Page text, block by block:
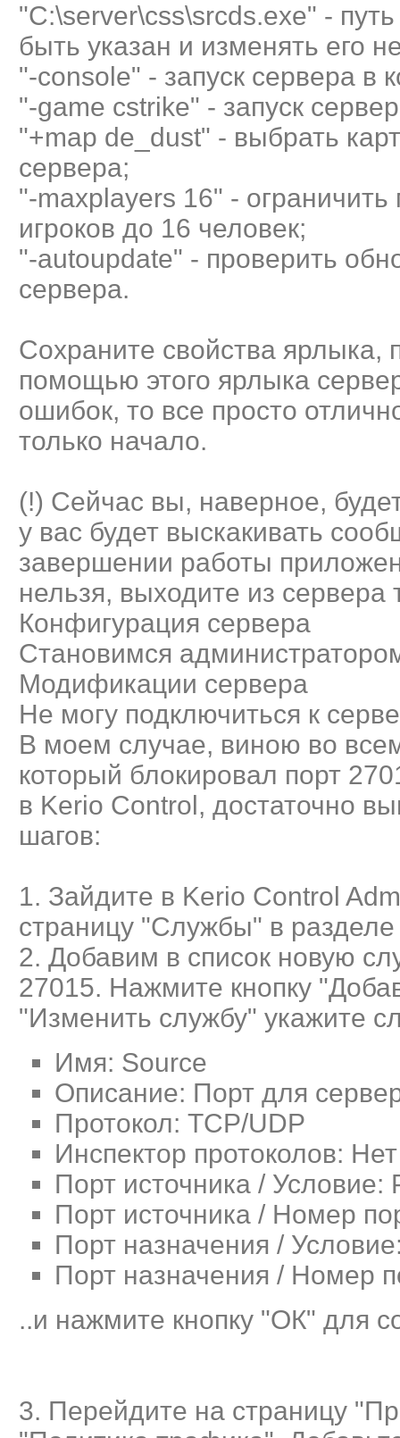
"C:\server\css\srcds.exe" -
быть указан и изменять его
"-console" - запуск сервера в
"-game cstrike" - запуск
"+map de_dust" - выбрать
сервера;
"-maxplayers 16" -
игроков до 16 человек;
"-autoupdate" - проверить
сервера.
Сохраните свойства ярлыка,
помощью этого ярлыка
ошибок, то все просто
только начало.
(!) Сейчас вы, наверное,
у вас будет выскакивать
завершении работы
нельзя, выходите из сервера
Конфигурация сервера
Становимся
Модификации сервера
Не могу подключиться к
В моем случае, виною во
который блокировал порт
в Kerio Control, достаточно
шагов:
1. Зайдите в Kerio Control
страницу "Службы" в
2. Добавим в список новую
27015. Нажмите кнопку
"Изменить службу" укажите
Имя: Source
Описание: Порт для
Протокол: TCP/UDP
Инспектор протоколов: Нет
Порт источника / Условие:
Порт источника / Номер
Порт назначения /
Порт назначения / Номер
..и нажмите кнопку "ОК" для
3. Перейдите на страницу